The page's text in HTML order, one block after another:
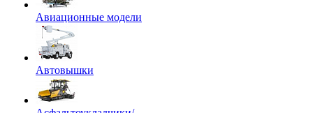
Авиационные модели
Автовышки